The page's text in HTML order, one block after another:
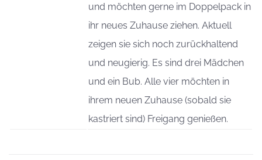
und möchten gerne im Doppelpack in
ihr neues Zuhause ziehen. Aktuell
zeigen sie sich noch zurückhaltend
und neugierig. Es sind drei Mädchen
und ein Bub. Alle vier möchten in
ihrem neuen Zuhause (sobald sie
kastriert sind) Freigang genießen.